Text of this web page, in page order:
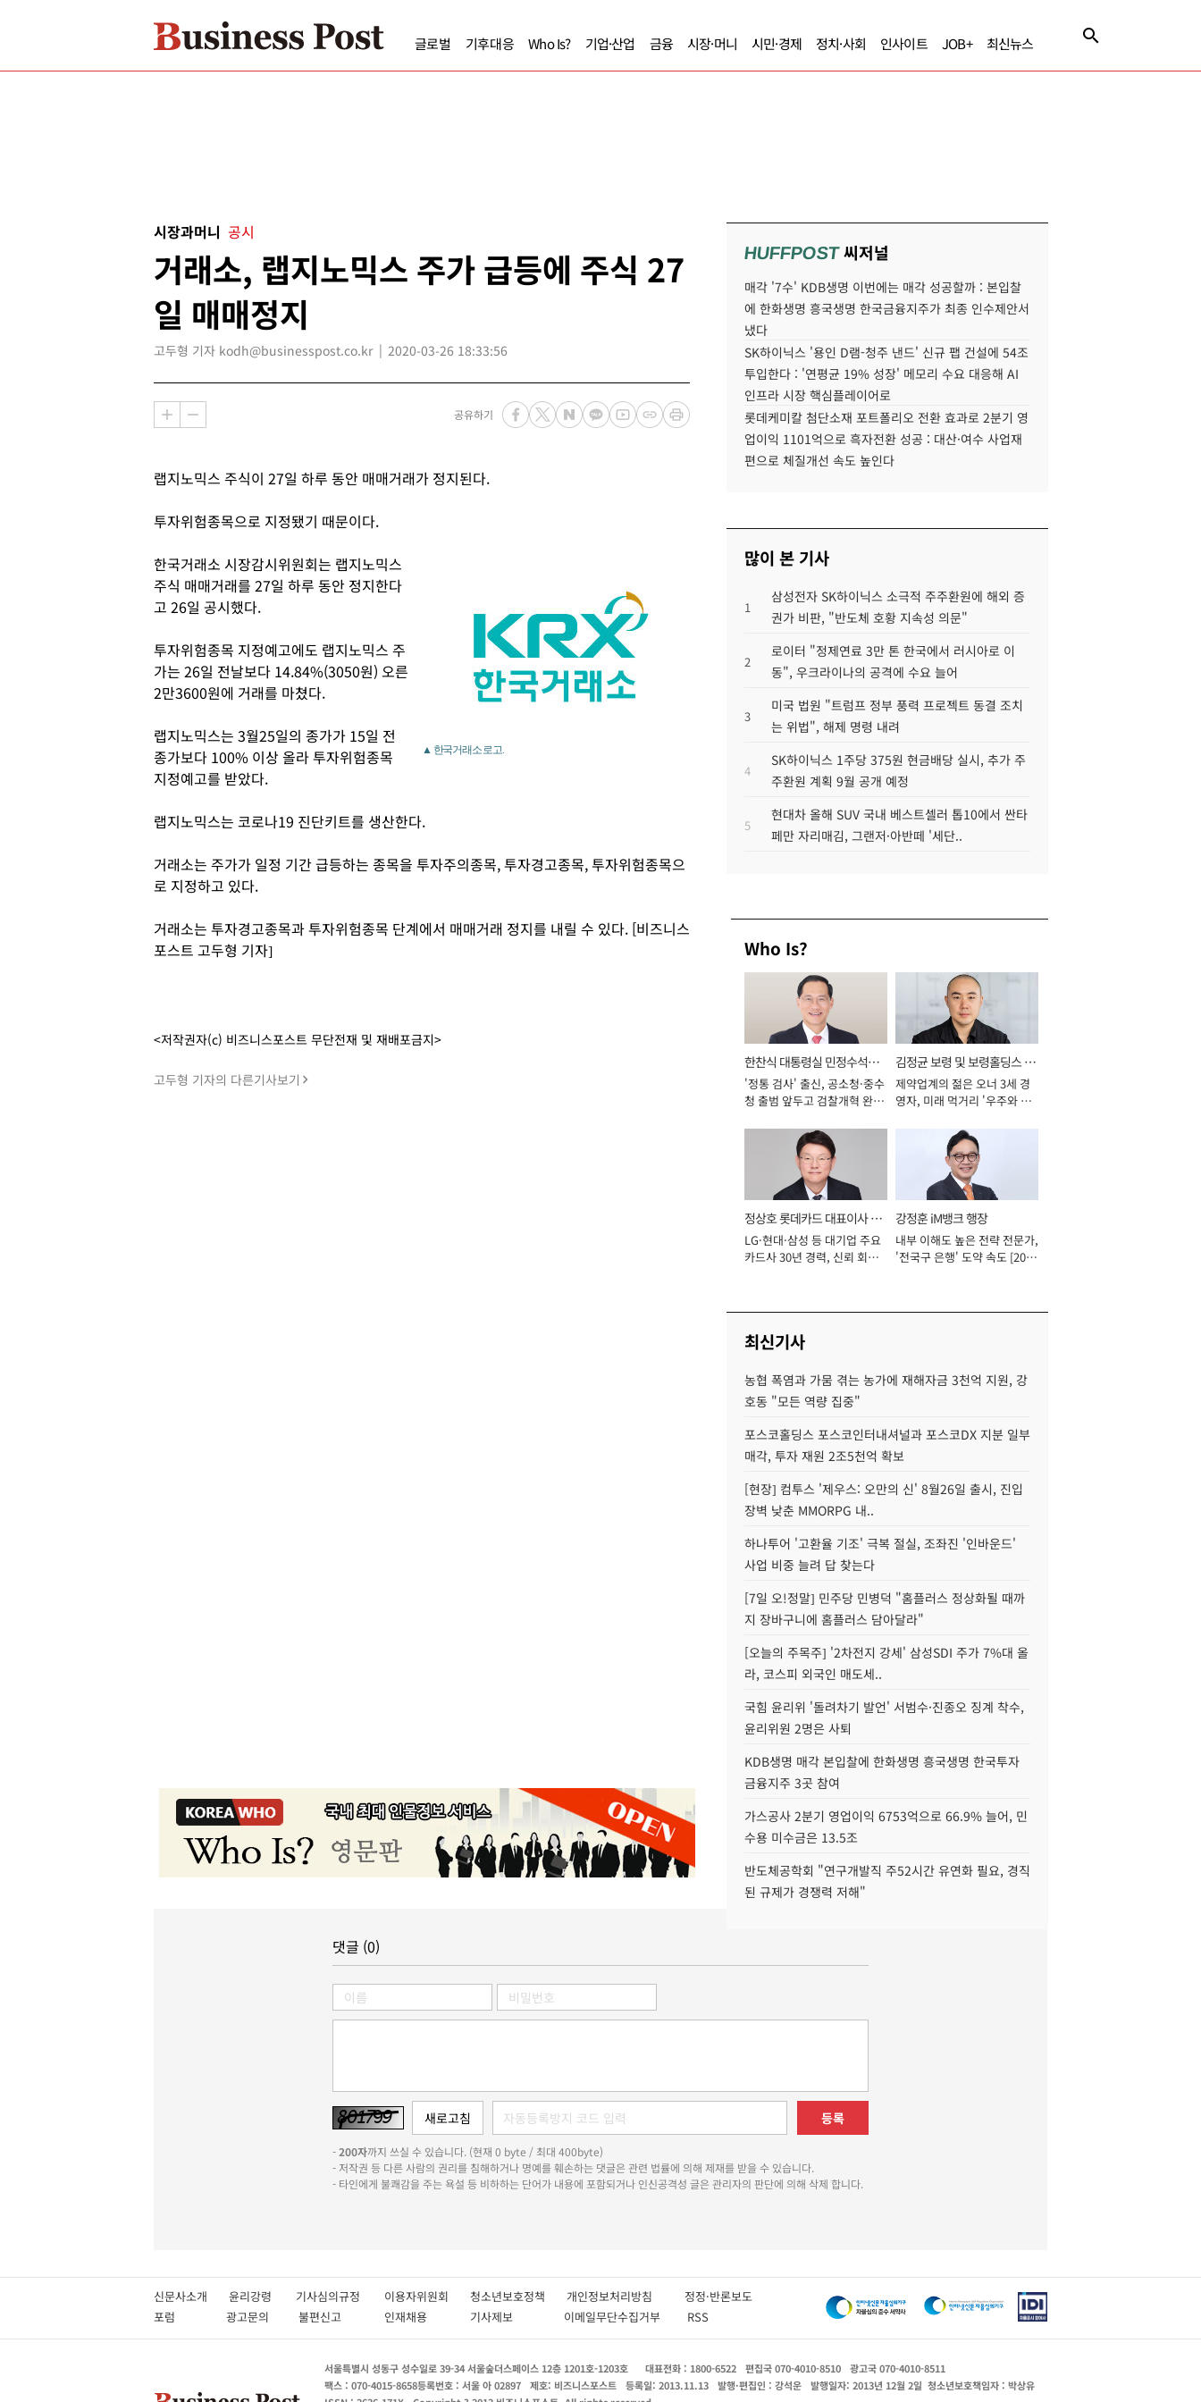
글로벌 기후대응 Who Is? 기업·산업 금융 시장·머니 시민·경제 정치·사회 인사이트 JOB+ 최신뉴스
시장과머니 공시
거래소, 랩지노믹스 주가 급등에 주식 27
일 매매정지
고두형 기자 kodh@businesspost.co.kr 2020-03-26 18:33:56
공유하기
랩지노믹스 주식이 27일 하루 동안 매매거래가 정지된다.
투자위험종목으로 지정됐기 때문이다.
▲ 한국거래소 로고.
한국거래소 시장감시위원회는 랩지노믹스
주식 매매거래를 27일 하루 동안 정지한다
고 26일 공시했다.
투자위험종목 지정예고에도 랩지노믹스 주
가는 26일 전날보다 14.84%(3050원) 오른
2만3600원에 거래를 마쳤다.
랩지노믹스는 3월25일의 종가가 15일 전
종가보다 100% 이상 올라 투자위험종목
지정예고를 받았다.
랩지노믹스는 코로나19 진단키트를 생산한다.
거래소는 주가가 일정 기간 급등하는 종목을 투자주의종목, 투자경고종목, 투자위험종목으
로 지정하고 있다.
거래소는 투자경고종목과 투자위험종목 단계에서 매매거래 정지를 내릴 수 있다. [비즈니스
포스트 고두형 기자]
<저작권자(c) 비즈니스포스트 무단전재 및 재배포금지>
고두형 기자의 다른기사보기
HUFFPOST씨저널
매각 '7수' KDB생명 이번에는 매각 성공할까 : 본입찰
에 한화생명 흥국생명 한국금융지주가 최종 인수제안서
냈다
SK하이닉스 '용인 D램-청주 낸드' 신규 팹 건설에 54조
투입한다 : '연평균 19% 성장' 메모리 수요 대응해 AI
인프라 시장 핵심플레이어로
롯데케미칼 첨단소재 포트폴리오 전환 효과로 2분기 영
업이익 1101억으로 흑자전환 성공 : 대산·여수 사업재
편으로 체질개선 속도 높인다
많이 본 기사
1
삼성전자 SK하이닉스 소극적 주주환원에 해외 증
권가 비판, "반도체 호황 지속성 의문"
2
로이터 "정제연료 3만 톤 한국에서 러시아로 이
동", 우크라이나의 공격에 수요 늘어
3
미국 법원 "트럼프 정부 풍력 프로젝트 동결 조치
는 위법", 해제 명령 내려
4
SK하이닉스 1주당 375원 현금배당 실시, 추가 주
주환원 계획 9월 공개 예정
5
현대차 올해 SUV 국내 베스트셀러 톱10에서 싼타
페만 자리매김, 그랜저·아반떼 '세단..
Who Is?
한찬식 대통령실 민정수석비
서관
'정통 검사' 출신, 공소청·중수
청 출범 앞두고 검찰개혁 완수
김정균 보령 및 보령홀딩스 대
표이사 사장
제약업계의 젊은 오너 3세 경
영자, 미래 먹거리 '우주와 헬
정상호 롯데카드 대표이사 사
장
LG·현대·삼성 등 대기업 주요
카드사 30년 경력, 신뢰 회복
강정훈 iM뱅크 행장
내부 이해도 높은 전략 전문가,
'전국구 은행' 도약 속도 [2026
최신기사
농협 폭염과 가뭄 겪는 농가에 재해자금 3천억 지원, 강
호동 "모든 역량 집중"
포스코홀딩스 포스코인터내셔널과 포스코DX 지분 일부
매각, 투자 재원 2조5천억 확보
[현장] 컴투스 '제우스: 오만의 신' 8월26일 출시, 진입
장벽 낮춘 MMORPG 내..
하나투어 '고환율 기조' 극복 절실, 조좌진 '인바운드'
사업 비중 늘려 답 찾는다
[7일 오!정말] 민주당 민병덕 "홈플러스 정상화될 때까
지 장바구니에 홈플러스 담아달라"
[오늘의 주목주] '2차전지 강세' 삼성SDI 주가 7%대 올
라, 코스피 외국인 매도세..
국힘 윤리위 '돌려차기 발언' 서범수·진종오 징계 착수,
윤리위원 2명은 사퇴
KDB생명 매각 본입찰에 한화생명 흥국생명 한국투자
금융지주 3곳 참여
가스공사 2분기 영업이익 6753억으로 66.9% 늘어, 민
수용 미수금은 13.5조
반도체공학회 "연구개발직 주52시간 유연화 필요, 경직
된 규제가 경쟁력 저해"
댓글 (0)
등록
-200자까지 쓰실 수 있습니다. (현재 0 byte / 최대 400byte)
- 저작권 등 다른 사람의 권리를 침해하거나 명예를 훼손하는 댓글은 관련 법률에 의해 제재를 받을 수 있습니다.
- 타인에게 불쾌감을 주는 욕설 등 비하하는 단어가 내용에 포함되거나 인신공격성 글은 관리자의 판단에 의해 삭제 합니다.
신문사소개 윤리강령 기사심의규정 이용자위원회 청소년보호정책 개인정보처리방침 정정·반론보도
포럼
광고문의 불편신고 인재채용 기사제보 이메일무단수집거부 RSS
서울특별시 성동구 성수일로 39-34 서울숲더스페이스 12층 1201호-1203호 대표전화 : 1800-6522 편집국 070-4010-8510
광고국 070-4010-8511
팩스 : 070-4015-8658등록번호 : 서울 아 02897 제호: 비즈니스포스트 등록일: 2013.11.13 발행·편집인 : 강석운 발행일자: 2013년 12월 2일 청소년보호책임자 : 박상유